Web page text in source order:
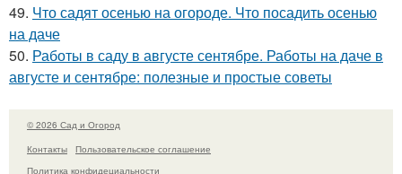
49. Что садят осенью на огороде. Что посадить осенью
на даче
50. Работы в саду в августе сентябре. Работы на даче в
августе и сентябре: полезные и простые советы
© 2026 Сад и Огород
Контакты
Пользовательское соглашение
Политика конфидециальности